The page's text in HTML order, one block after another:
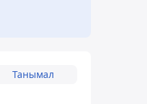
Танымал